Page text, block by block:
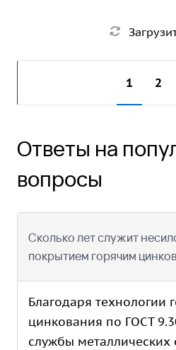
1 2
Ответы на
вопросы
Сколько лет служит
покрытием горячим
Благодаря технологии
цинкования по ГОСТ
службы металлических